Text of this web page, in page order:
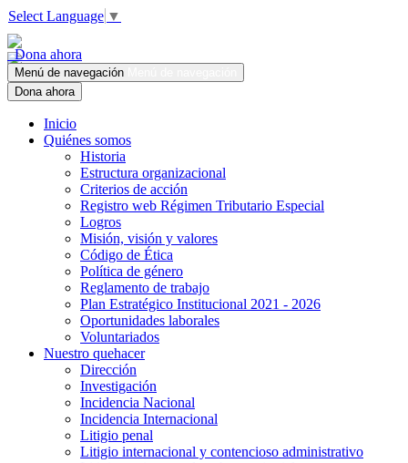
Select Language ▼
Dona ahora
Menú de navegación
Dona ahora
Inicio
Quiénes somos
Historia
Estructura organizacional
Criterios de acción
Registro web Régimen Tributario Especial
Logros
Misión, visión y valores
Código de Ética
Política de género
Reglamento de trabajo
Plan Estratégico Institucional 2021 - 2026
Oportunidades laborales
Voluntariados
Nuestro quehacer
Dirección
Investigación
Incidencia Nacional
Incidencia Internacional
Litigio penal
Litigio internacional y contencioso administrativo